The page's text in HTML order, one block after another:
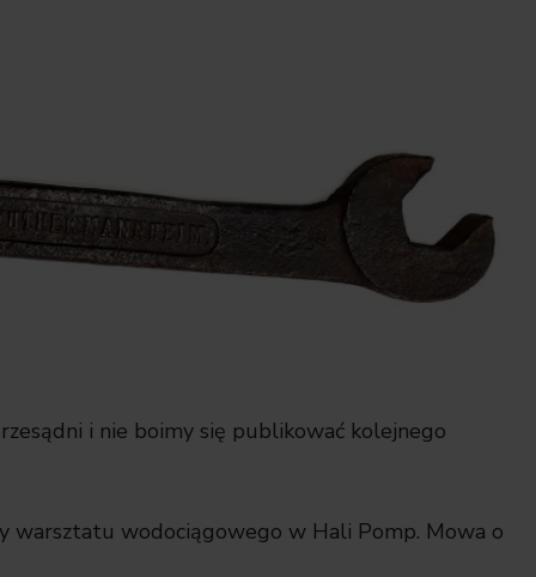
i nie boimy się publikować kolejnego
warsztatu wodociągowego w Hali Pomp. Mowa o